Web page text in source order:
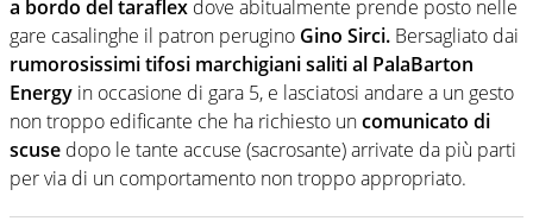
a bordo del taraflex dove abitualmente prende posto nelle
gare casalinghe il patron perugino Gino Sirci. Bersagliato dai
rumorosissimi tifosi marchigiani saliti al PalaBarton
Energy in occasione di gara 5, e lasciatosi andare a un gesto
non troppo edificante che ha richiesto uncomunicato di
scuse dopo le tante accuse (sacrosante) arrivate da più parti
per via di un comportamento non troppo appropriato.